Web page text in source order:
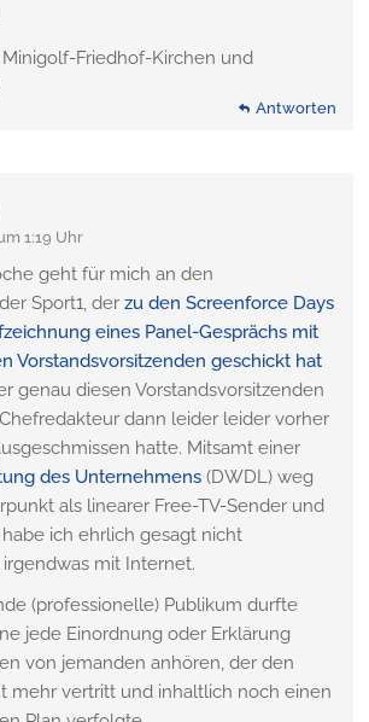
Friedhof-Kirchen und
Antworten
1:19 Uhr
geht für mich an den
Sport1, derzu den Screenforce Days
eines Panel-Gesprächs mit
Vorstandsvorsitzenden geschickt hat
genau diesen Vorstandsvorsitzenden
dann leider leider vorher
hatte. Mitsamt einer
des Unternehmens (DWDL) weg
als linearer Free-TV-Sender und
habe ich ehrlich gesagt nicht
mit Internet.
(professionelle) Publikum durfte
jede Einordnung oder Erklärung
von jemanden anhören, der den
mehr vertritt und inhaltlich noch einen